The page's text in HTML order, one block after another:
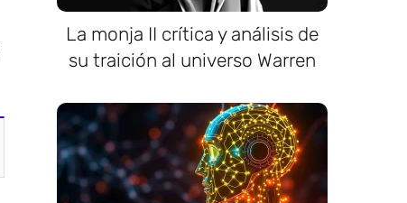
La monja II crítica y análisis de
su traición al universo Warren